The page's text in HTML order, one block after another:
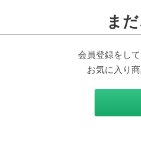
ま
会員登録をし
お気に入り